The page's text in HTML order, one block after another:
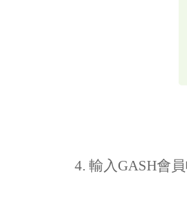
4. 輸入GASH會